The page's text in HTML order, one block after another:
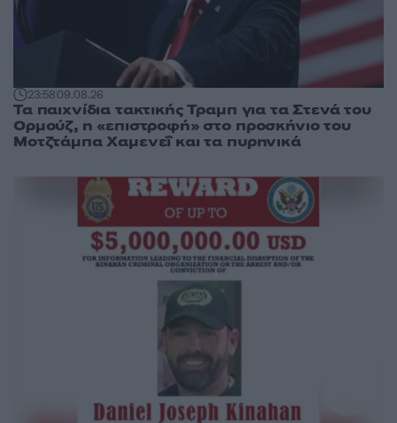
23:5809.08.26
Τα παιχνίδια τακτικής Τραμπ για τα Στενά του
Ορμούζ, η «επιστροφή» στο προσκήνιο του
Μοτζτάμπα Χαμενεΐ και τα πυρηνικά